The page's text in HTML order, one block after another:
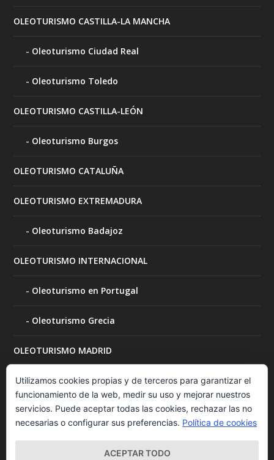
OLEOTURISMO CASTILLA-LA MANCHA
Oleoturismo Ciudad Real
Oleoturismo Toledo
OLEOTURISMO CASTILLA-LEÓN
Oleoturismo Burgos
OLEOTURISMO CATALUÑA
OLEOTURISMO EXTREMADURA
Oleoturismo Badajoz
OLEOTURISMO INTERNACIONAL
Oleoturismo en Portugal
Oleoturismo Grecia
OLEOTURISMO MADRID
OLEOTURISMO MURCIA
OLEOTURISMO NAVARRA
Visita a bodegas
Utilizamos cookies propias y de terceros para garantizar el
funcionamiento de la web, medir su uso y mejorar nuestros
servicios. Puede aceptar todas las cookies, rechazar las no
necesarias o configurar sus preferencias. Política de cookies
ACEPTAR TODO